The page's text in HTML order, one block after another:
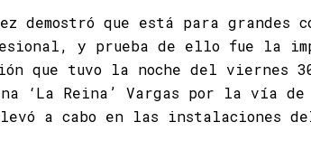
demostró que está para grandes
y prueba de ello fue la
que tuvo la noche del viernes
‘La Reina’ Vargas por la vía
a cabo en las instalaciones